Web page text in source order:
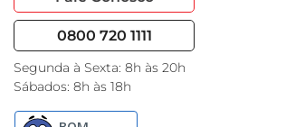
0800 720 1111
Segunda à Sexta: 8h às 20h
Sábados: 8h às 18h